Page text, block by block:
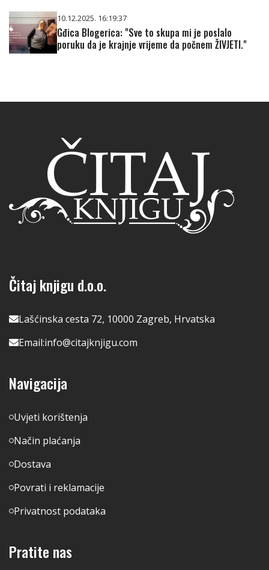
10.12.2025. 16:19:37
Gđica Blogerica: "Sve to skupa mi je poslalo
poruku da je krajnje vrijeme da počnem ŽIVJETI."
Čitaj knjigu d.o.o.
Lašćinska cesta 72, 10000 Zagreb, Hrvatska
Email:info@citajknjigu.com
Navigacija
Uvjeti korištenja
Način plaćanja
Dostava
Povrati i reklamacije
Privatnost podataka
Pratite nas